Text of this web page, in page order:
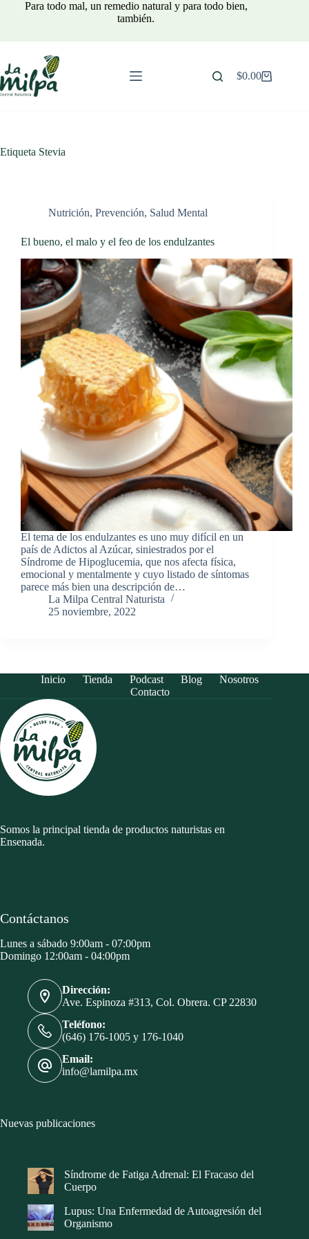
Para todo mal, un remedio natural y para todo bien,
también.
Carro
$0.00
Etiqueta Stevia
Nutrición, Prevención, Salud Mental
El bueno, el malo y el feo de los endulzantes
El tema de los endulzantes es uno muy difícil en un
país de Adictos al Azúcar, siniestrados por el
Síndrome de Hipoglucemia, que nos afecta física,
emocional y mentalmente y cuyo listado de síntomas
parece más bien una descripción de…
La Milpa Central Naturista
25 noviembre, 2022
Inicio Tienda Podcast Blog
Nosotros
Contacto
Somos la principal tienda de productos naturistas en
Ensenada.
Contáctanos
Lunes a sábado 9:00am - 07:00pm
Domingo 12:00am - 04:00pm
Dirección:
Ave. Espinoza #313, Col. Obrera. CP 22830
Teléfono:
(646) 176-1005 y 176-1040
Email:
info@lamilpa.mx
Nuevas publicaciones
Síndrome de Fatiga Adrenal: El Fracaso del
Cuerpo
Lupus: Una Enfermedad de Autoagresión del
Organismo